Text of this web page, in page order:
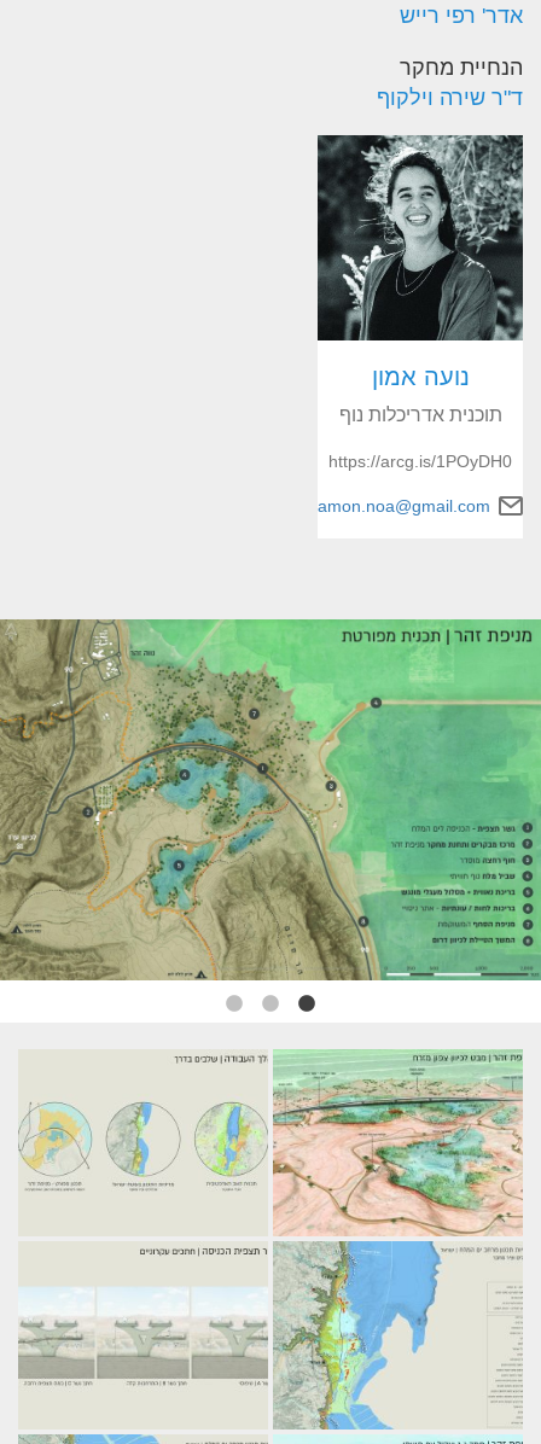
אדר' רפי רייש
הנחיית מחקר
ד"ר שירה וילקוף
נועה אמון
תוכנית אדריכלות נוף
https://arcg.is/1POyDH0
amon.noa@gmail.com